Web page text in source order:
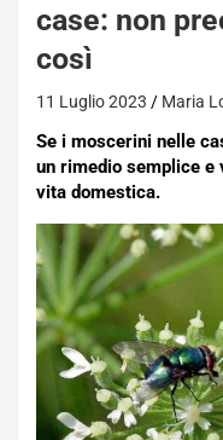
case: non
così
11 Luglio 2023 Maria
Se i moscerini nelle
un rimedio semplice e
vita domestica.